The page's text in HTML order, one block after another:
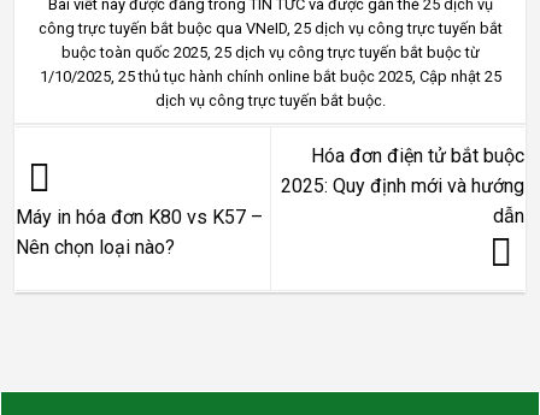
Bài viết này được đăng trong TIN TỨCvà được gắn thẻ 25 dịch vụ
công trực tuyến bắt buộc qua VNeID, 25 dịch vụ công trực tuyến bắt
buộc toàn quốc 2025, 25 dịch vụ công trực tuyến bắt buộc từ
1/10/2025, 25 thủ tục hành chính online bắt buộc 2025, Cập nhật 25
dịch vụ công trực tuyến bắt buộc.
Máy in hóa đơn K80 vs K57 –
Nên chọn loại nào?
Hóa đơn điện tử bắt buộc
2025: Quy định mới và hướng
dẫn